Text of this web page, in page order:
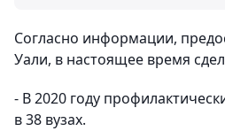
Согласно информации,
Уали, в настоящее время
- В 2020 году
в 38 вузах.